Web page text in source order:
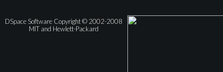
DSpace Software Copyright © 2002-2008
MIT and Hewlett-Packard